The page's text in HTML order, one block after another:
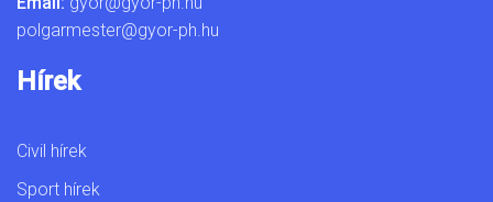
polgarmester@gyor-ph.hu
Hírek
Civil hírek
Sport hírek